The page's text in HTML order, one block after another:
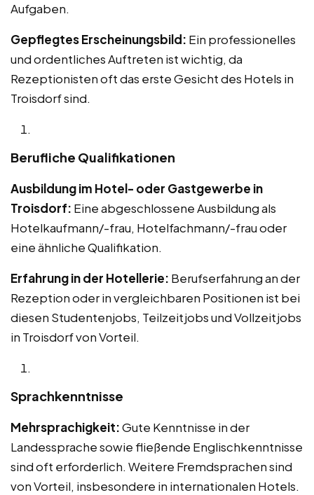
Aufgaben.
Gepflegtes Erscheinungsbild: Ein professionelles
und ordentliches Auftreten ist wichtig, da
Rezeptionisten oft das erste Gesicht des Hotels in
Troisdorf sind.
Berufliche Qualifikationen
Ausbildung im Hotel- oder Gastgewerbe in
Troisdorf: Eine abgeschlossene Ausbildung als
Hotelkaufmann/-frau, Hotelfachmann/-frau oder
eine ähnliche Qualifikation.
Erfahrung in der Hotellerie: Berufserfahrung an der
Rezeption oder in vergleichbaren Positionen ist bei
diesen Studentenjobs, Teilzeitjobs und Vollzeitjobs
in Troisdorf von Vorteil.
Sprachkenntnisse
Mehrsprachigkeit:Gute Kenntnisse in der
Landessprache sowie fließende Englischkenntnisse
sind oft erforderlich. Weitere Fremdsprachen sind
von Vorteil, insbesondere in internationalen Hotels.